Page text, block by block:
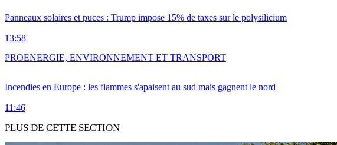
Panneaux solaires et puces : Trump impose 15% de taxes sur le polysilicium
13:58
Incendies en Europe : les flammes s'apaisent au sud mais gagnent le nord
11:46
PROENERGIE, ENVIRONNEMENT ET TRANSPORT
PLUS DE CETTE SECTION